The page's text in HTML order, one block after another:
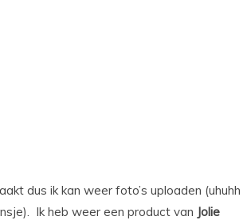
dus ik kan weer foto’s uploaden (uhuhh
Ik heb weer een product van Jolie